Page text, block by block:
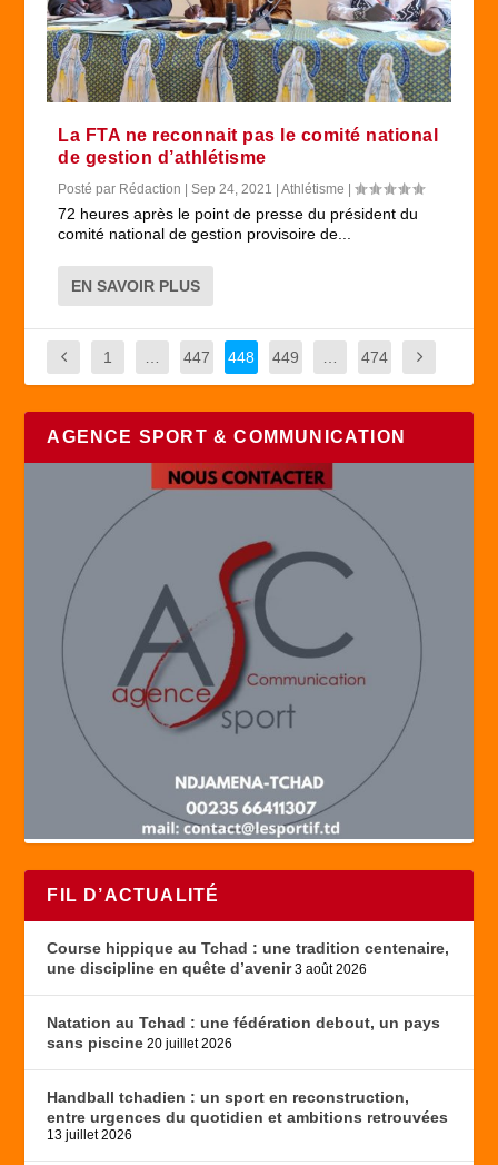
La FTA ne reconnait pas le comité national
de gestion d’athlétisme
Posté par Rédaction |Sep 24, 2021 |Athlétisme |
72 heures après le point de presse du président du
comité national de gestion provisoire de...
EN SAVOIR PLUS
1 447 448 449 474
AGENCE SPORT & COMMUNICATION
FIL D’ACTUALITÉ
Course hippique au Tchad : une tradition centenaire,
une discipline en quête d’avenir 3 août 2026
Natation au Tchad : une fédération debout, un pays
sans piscine 20 juillet 2026
Handball tchadien : un sport en reconstruction,
entre urgences du quotidien et ambitions retrouvées
13 juillet 2026